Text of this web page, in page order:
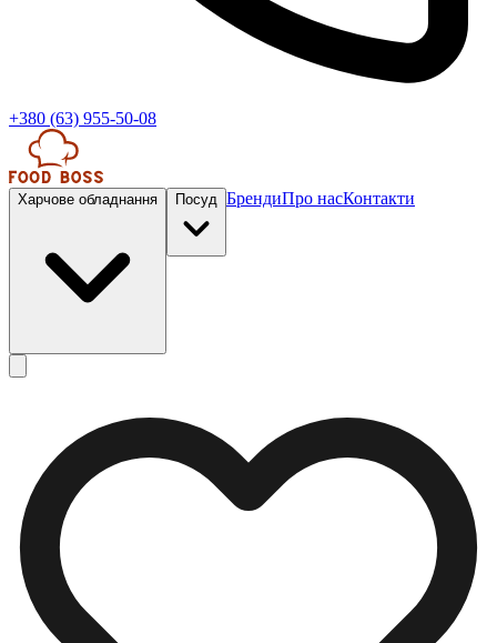
+380 (63) 955-50-08
Харчове обладнання Посуд БрендиПро насКонтакти